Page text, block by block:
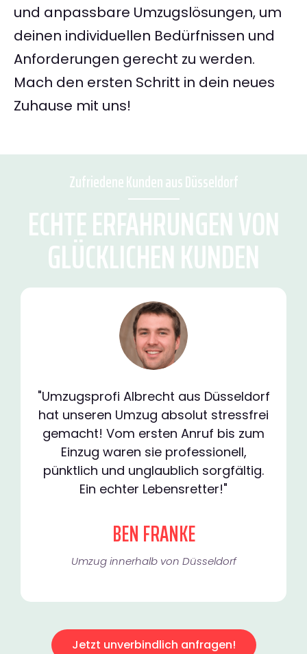
und anpassbare Umzugslösungen, um
deinen individuellen Bedürfnissen und
Anforderungen gerecht zu werden.
Mach den ersten Schritt in dein neues
Zuhause mit uns!
Zufriedene Kunden aus Düsseldorf
ECHTE ERFAHRUNGEN VON
GLÜCKLICHEN KUNDEN
"Umzugsprofi Albrecht aus Düsseldorf
hat unseren Umzug absolut stressfrei
gemacht! Vom ersten Anruf bis zum
Einzug waren sie professionell,
pünktlich und unglaublich sorgfältig.
Ein echter Lebensretter!"
BEN FRANKE
Umzug innerhalb von Düsseldorf​
Jetzt unverbindlich anfragen!